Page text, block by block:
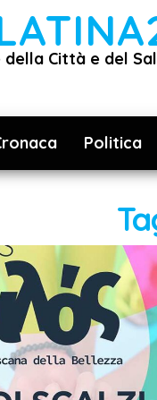
della Città e del
Politica